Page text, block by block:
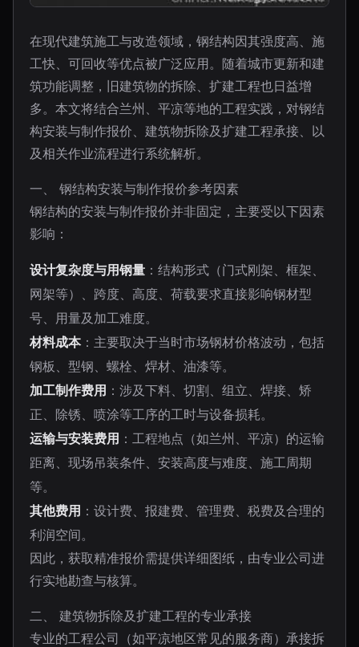
在现代建筑施工与改造领域，钢结构因其强度高、施
工快、可回收等优点被广泛应用。随着城市更新和建
筑功能调整，旧建筑物的拆除、扩建工程也日益增
多。本文将结合兰州、平凉等地的工程实践，对钢结
构安装与制作报价、建筑物拆除及扩建工程承接、以
及相关作业流程进行系统解析。
一、 钢结构安装与制作报价参考因素
钢结构的安装与制作报价并非固定，主要受以下因素
影响：
设计复杂度与用钢量 ：结构形式（门式刚架、框架、
网架等）、跨度、高度、荷载要求直接影响钢材型
号、用量及加工难度。
材料成本：主要取决于当时市场钢材价格波动，包括
钢板、型钢、螺栓、焊材、油漆等。
加工制作费用 ：涉及下料、切割、组立、焊接、矫
正、除锈、喷涂等工序的工时与设备损耗。
运输与安装费用 ：工程地点（如兰州、平凉）的运输
距离、现场吊装条件、安装高度与难度、施工周期
等。
其他费用 ：设计费、报建费、管理费、税费及合理的
利润空间。
因此，获取精准报价需提供详细图纸，由专业公司进
行实地勘查与核算。
二、 建筑物拆除及扩建工程的专业承接
专业的工程公司（如平凉地区常见的服务商）承接拆